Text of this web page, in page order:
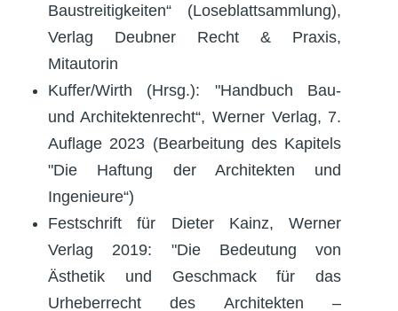
Baustreitigkeiten“ (Loseblattsammlung),
Verlag Deubner Recht & Praxis,
Mitautorin
Kuffer/Wirth (Hrsg.): "Handbuch Bau-
und Architektenrecht“, Werner Verlag, 7.
Auflage 2023 (Bearbeitung des Kapitels
"Die Haftung der Architekten und
Ingenieure“)
Festschrift für Dieter Kainz, Werner
Verlag 2019: "Die Bedeutung von
Ästhetik und Geschmack für das
Urheberrecht des Architekten –